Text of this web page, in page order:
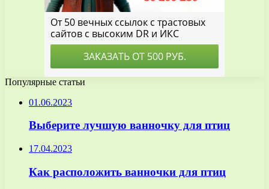
Популярные статьи
01.06.2023
Выберите лучшую ванночку для птиц
17.04.2023
Как расположить ванночки для птиц